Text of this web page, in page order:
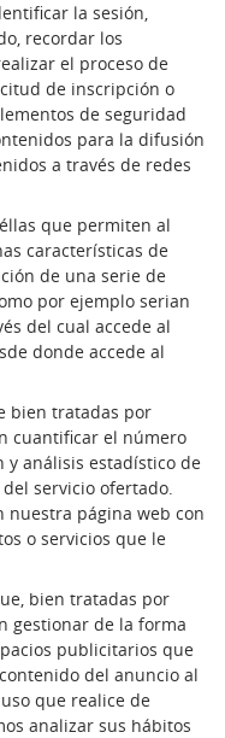
la sesión,
recordar los
el proceso de
de inscripción o
de seguridad
para la difusión
a través de redes
que permiten al
características de
de una serie de
por ejemplo serian
del cual accede al
donde accede al
bien tratadas por
cuantificar el número
y análisis estadístico de
servicio ofertado.
nuestra página web con
o servicios que le
bien tratadas por
gestionar de la forma
publicitarios que
del anuncio al
que realice de
analizar sus hábitos